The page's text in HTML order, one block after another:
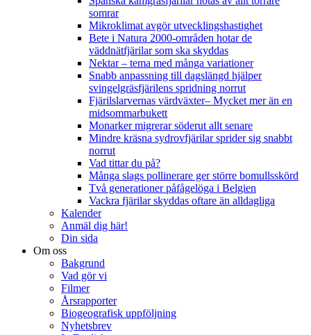
somrar
Mikroklimat avgör utvecklingshastighet
Bete i Natura 2000-områden hotar de
väddnätfjärilar som ska skyddas
Nektar – tema med många variationer
Snabb anpassning till dagslängd hjälper
svingelgräsfjärilens spridning norrut
Fjärilslarvernas värdväxter– Mycket mer än en
midsommarbukett
Monarker migrerar söderut allt senare
Mindre kräsna sydrovfjärilar sprider sig snabbt
norrut
Vad tittar du på?
Många slags pollinerare ger större bomullsskörd
Två generationer påfågelöga i Belgien
Vackra fjärilar skyddas oftare än alldagliga
Kalender
Anmäl dig här!
Din sida
Om oss
Bakgrund
Vad gör vi
Filmer
Årsrapporter
Biogeografisk uppföljning
Nyhetsbrev